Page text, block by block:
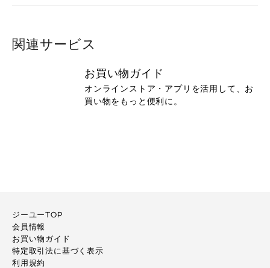
関連サービス
お買い物ガイド
オンラインストア・アプリを活用して、お
買い物をもっと便利に。
ジーユーTOP
会員情報
お買い物ガイド
特定取引法に基づく表示
利用規約